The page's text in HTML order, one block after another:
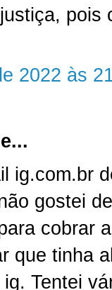
pois
2022 às
ig.com.br
gostei
cobrar
que tinha
Tentei